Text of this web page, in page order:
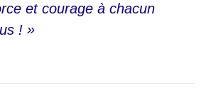
et courage à chacun
! »